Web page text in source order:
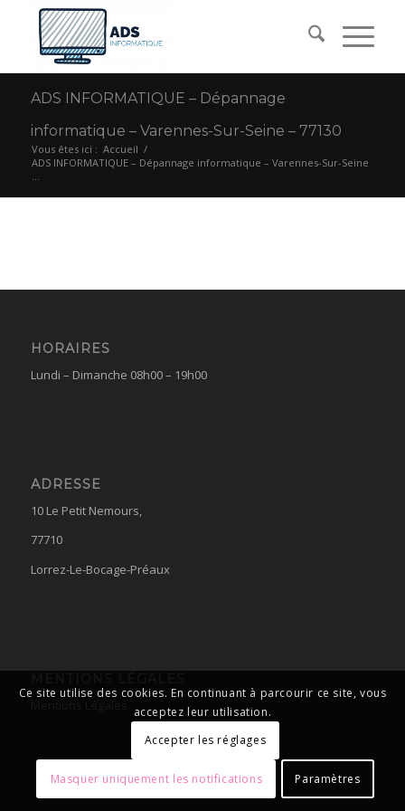
ADS INFORMATIQUE – Dépannage
informatique – Varennes-Sur-Seine – 77130
Vous êtes ici : Accueil /
ADS INFORMATIQUE – Dépannage informatique – Varennes-Sur-Seine
...
HORAIRES
Lundi – Dimanche 08h00 – 19h00
ADRESSE
10 Le Petit Nemours,
77710
Lorrez-Le-Bocage-Préaux
Ce site utilise des cookies. En continuant à parcourir ce site, vous
acceptez leur utilisation.
Accepter les réglages
Masquer uniquement les notifications Paramètres